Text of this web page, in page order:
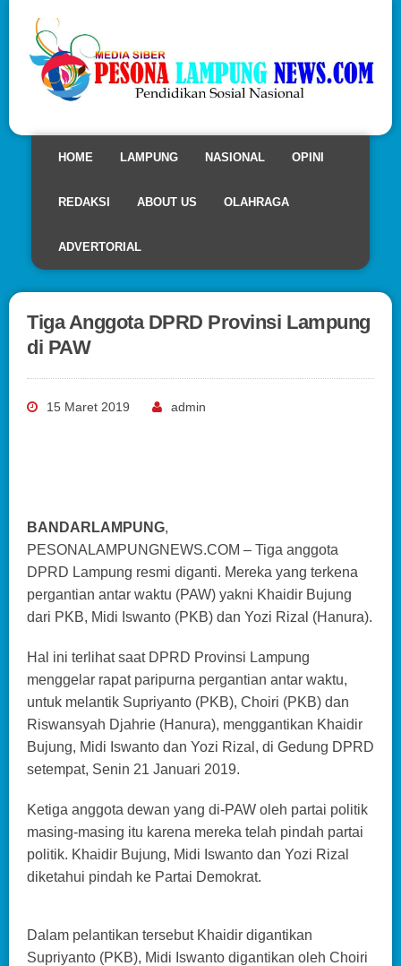
HOME LAMPUNG NASIONAL OPINI
REDAKSI ABOUT US OLAHRAGA
ADVERTORIAL
Tiga Anggota DPRD Provinsi Lampung
di PAW
15 Maret 2019 admin
BANDARLAMPUNG,
PESONALAMPUNGNEWS.COM – Tiga anggota
DPRD Lampung resmi diganti. Mereka yang terkena
pergantian antar waktu (PAW) yakni Khaidir Bujung
dari PKB, Midi Iswanto (PKB) dan Yozi Rizal (Hanura).
Hal ini terlihat saat DPRD Provinsi Lampung
menggelar rapat paripurna pergantian antar waktu,
untuk melantik Supriyanto (PKB), Choiri (PKB) dan
Riswansyah Djahrie (Hanura), menggantikan Khaidir
Bujung, Midi Iswanto dan Yozi Rizal, di Gedung DPRD
setempat, Senin 21 Januari 2019.
Ketiga anggota dewan yang di-PAW oleh partai politik
masing-masing itu karena mereka telah pindah partai
politik. Khaidir Bujung, Midi Iswanto dan Yozi Rizal
diketahui pindah ke Partai Demokrat.
Dalam pelantikan tersebut Khaidir digantikan
Supriyanto (PKB), Midi Iswanto digantikan oleh Choiri